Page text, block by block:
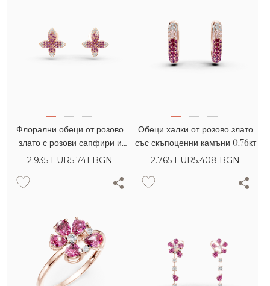
Флорални обеци от розово
злато с розови сапфири и
диаманти 1.14кт
2.935 EUR5.741 BGN
Обеци халки от розово злато
със скъпоценни камъни 0.76кт
2.765 EUR5.408 BGN